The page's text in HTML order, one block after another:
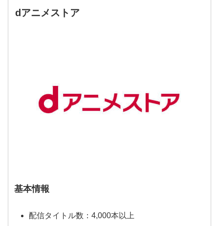
dアニメストア
基本情報
配信タイトル数：4,000本以上